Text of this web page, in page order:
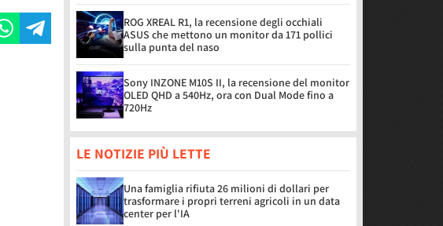
ROG XREAL R1, la recensione degli occhiali
ASUS che mettono un monitor da 171 pollici
sulla punta del naso
Sony INZONE M10S II, la recensione del monitor
OLED QHD a 540Hz, ora con Dual Mode fino a
720Hz
LE NOTIZIE PIÙ LETTE
Una famiglia rifiuta 26 milioni di dollari per
trasformare i propri terreni agricoli in un data
center per l'IA